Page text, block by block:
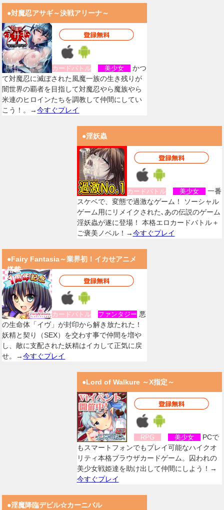
●対魔忍アサギ～決戦アリーナ～
カードバトル 美少女
かつ
て対魔忍に滅ぼされた風魔一族の生き残りが
闇世界の覇者を目指して対魔忍やら魔族やら
米連のヒロインたちを調教して仲間にしてい
こう！。→今すぐプレイ
●淫妖蟲
カードバトル 美少女
一番
スケベで、変態で過激なゲーム！ ソーシャル
ゲーム用にリメイクされた､あの伝説のゲーム
淫妖蟲が遂に登場！ 本格エロカードバトル＋
ご褒美ノベル！→今すぐプレイ
●Fairy Fantasia～業界初！イカせアニメ
搭載
カードバトル ファンタジー 悪
の生命体「イヴ」が封印から解き放たれた！
妖精と契り（SEX）を交わす事で仲間を増や
し、敵に支配された妖精はイカして正気に戻
せ。→今すぐプレイ
●Lord of Walkure ～X指定～
RPG 美少女
PCで
もスマートフォンでもプレイ可能なハイクオ
リティ本格ブラウザカードゲーム。囚われの
美少女戦姫達を助け出して仲間にしよう！→
今すぐプレイ
●淫魔降臨デビル☆カーニバル